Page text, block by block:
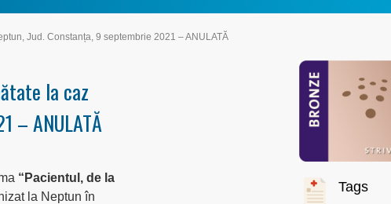
Jud. Constanța, 9 septembrie 2021 – ANULATĂ
la caz
– ANULATĂ
“Pacientul, de la
la Neptun în
Tags